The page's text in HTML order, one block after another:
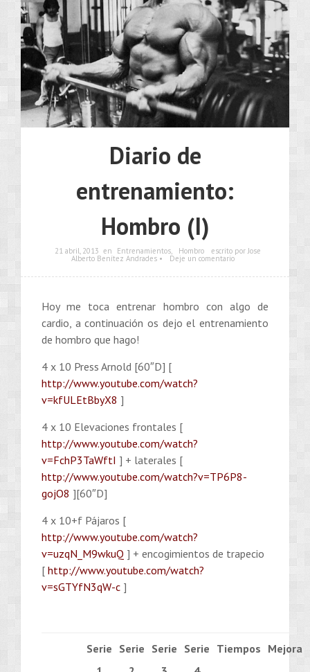
Diario de
entrenamiento:
Hombro (I)
21 abril, 2013 en Entrenamientos, Hombro escrito por Jose
Alberto Benítez Andrades • Deje un comentario
Hoy me toca entrenar hombro con algo de
cardio, a continuación os dejo el entrenamiento
de hombro que hago!
4 x 10 Press Arnold [60″D] [
http://www.youtube.com/watch?
v=kfULEtBbyX8 ]
4 x 10 Elevaciones frontales [
http://www.youtube.com/watch?
v=FchP3TaWftI ] + laterales [
http://www.youtube.com/watch?v=TP6P8-
gojO8 ][60″D]
4 x 10+f Pájaros [
http://www.youtube.com/watch?
v=uzqN_M9wkuQ ] + encogimientos de trapecio
[ http://www.youtube.com/watch?
v=sGTYfN3qW-c ]
Serie Serie Serie Serie Tiempos Mejora